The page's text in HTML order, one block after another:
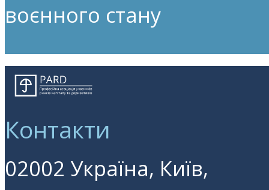
воєнного стану
Контакти
02002 Україна, Київ,